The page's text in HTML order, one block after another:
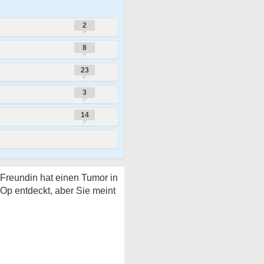
2
8
23
3
14
hat einen Tumor in
entdeckt, aber Sie meint